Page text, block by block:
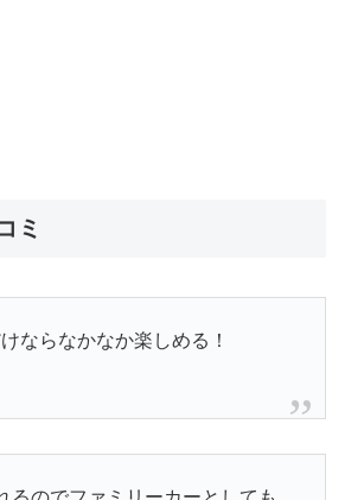
ミ
ならなかなか楽しめる！